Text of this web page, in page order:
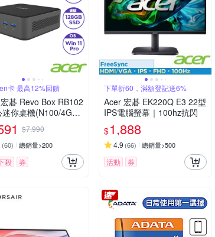
卡 最高12%回饋
碁 Revo Box RB102
迷你桌機(N100/4GB/
Win11 Pro)
$7,990
(60) 總銷量>200
殺 券
下單折60，滿額登記送6%
Acer 宏碁 EK220Q E3 22型
IPS電腦螢幕｜100hz抗閃
$1,888
4.9 (66) 總銷量>500
活動 券